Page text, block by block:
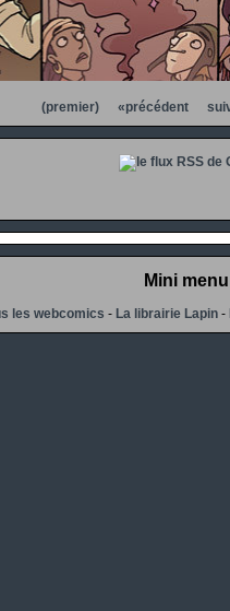
(premier) «précédent
Mini menu
les webcomics - La librairie Lapin-